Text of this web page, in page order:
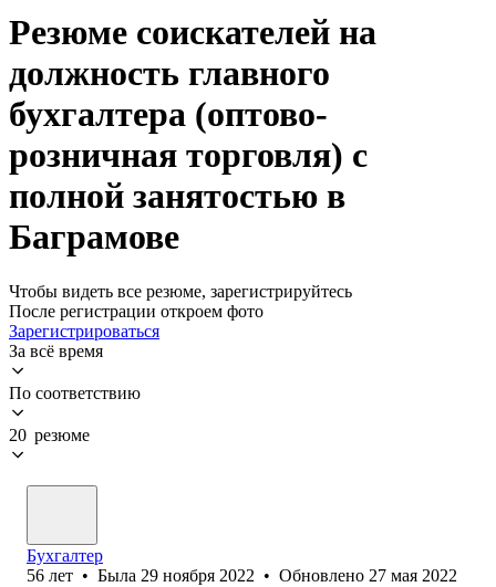
Резюме соискателей на
должность главного
бухгалтера (оптово-
розничная торговля) с
полной занятостью в
Баграмове
Чтобы видеть все резюме, зарегистрируйтесь
После регистрации откроем фото
Зарегистрироваться
За всё время
По соответствию
20 резюме
Бухгалтер
56 лет • Была 29 ноября 2022 • Обновлено 27 мая 2022